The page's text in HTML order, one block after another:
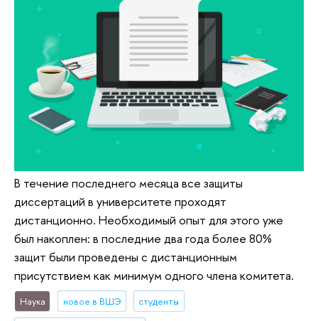
В течение последнего месяца все защиты
диссертаций в университете проходят
дистанционно. Необходимый опыт для этого уже
был накоплен: в последние два года более 80%
защит были проведены с дистанционным
присутствием как минимум одного члена комитета.
Наука новое в ВШЭ студенты